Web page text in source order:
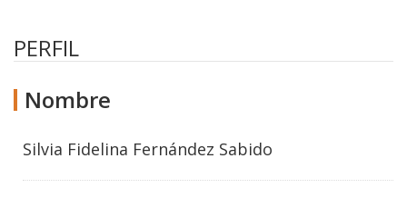
PERFIL
Nombre
Silvia Fidelina Fernández Sabido